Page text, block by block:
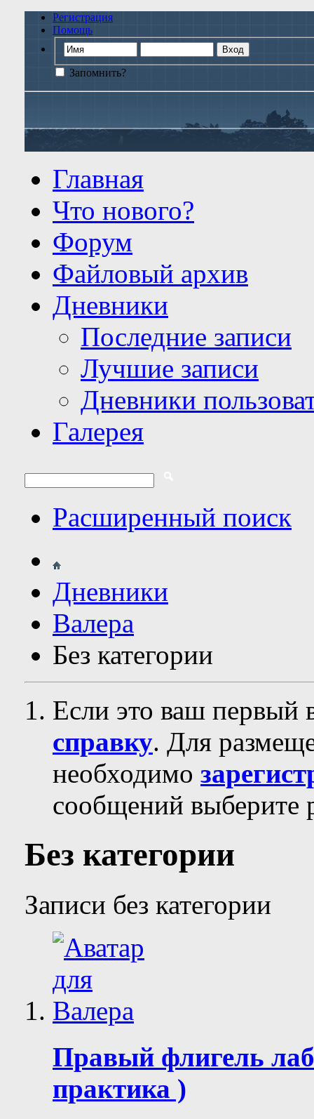
Регистрация
Помощь
Запомнить?
Главная
Что нового?
Форум
Файловый архив
Дневники
Последние записи
Лучшие записи
Дневники
Галерея
Расширенный поиск
Дневники
Валера
Без категории
Если это ваш первый
справку. Для
необходимо
сообщений выберите
Без категории
Записи без категории
Правый флигель
практика )